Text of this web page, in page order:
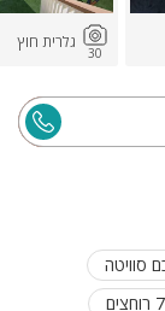
30
גלרית חוץ